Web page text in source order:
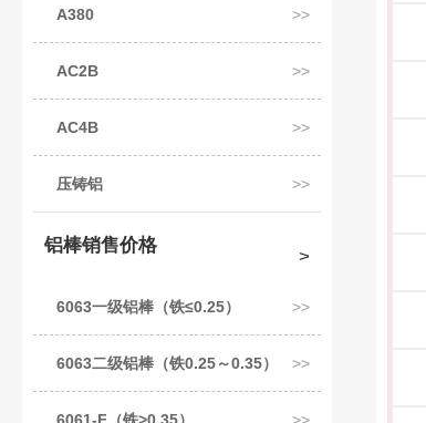
A380
AC2B
AC4B
压铸铝
铝棒销售价格
6063一级铝棒（铁≤0.25）
6063二级铝棒（铁0.25～0.35）